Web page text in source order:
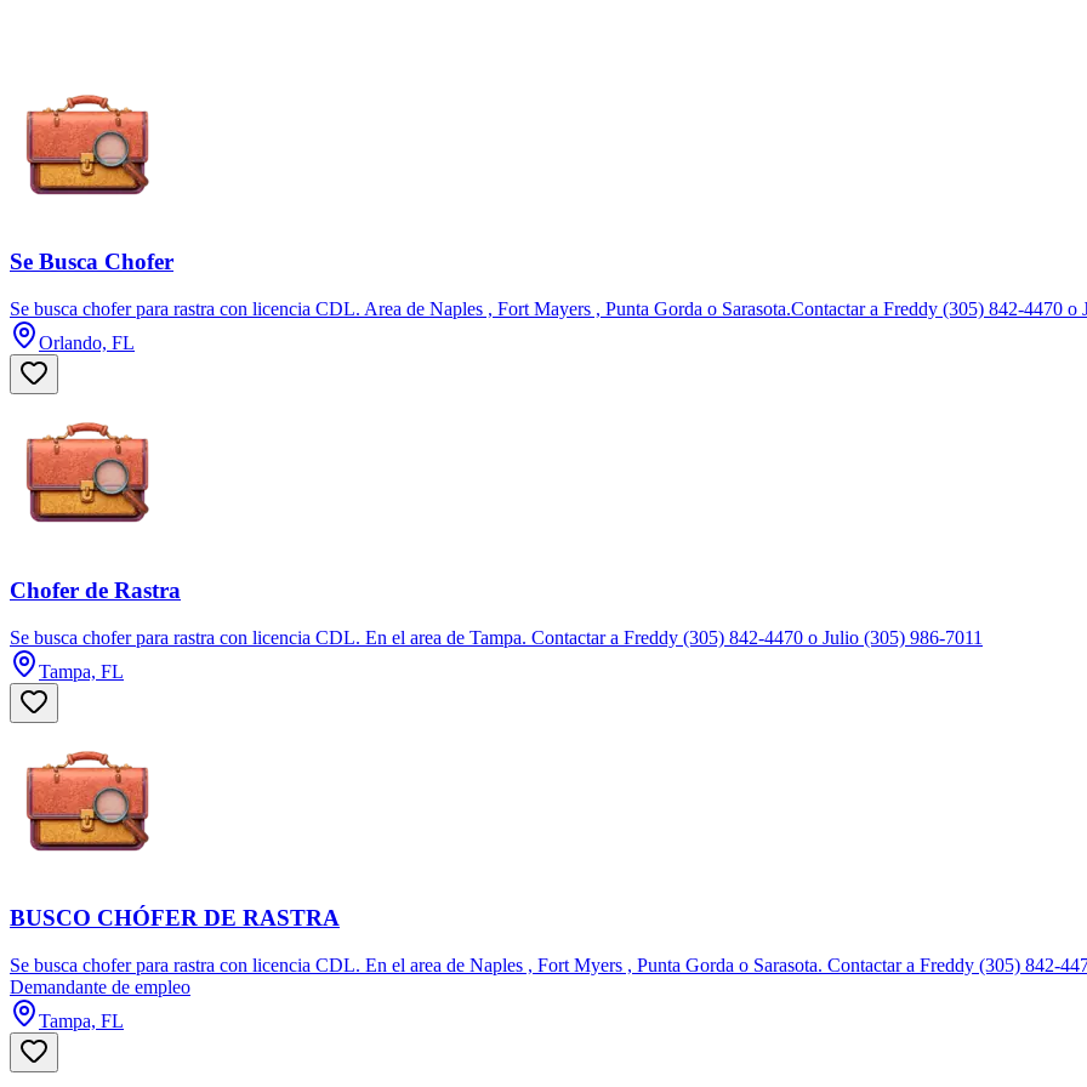
Se Busca Chofer
Se busca chofer para rastra con licencia CDL. Area de Naples , Fort Mayers , Punta Gorda o Sarasota.Contactar a Freddy (305) 842-4470 o
Orlando, FL
Chofer de Rastra
Se busca chofer para rastra con licencia CDL. En el area de Tampa. Contactar a Freddy (305) 842-4470 o Julio (305) 986-7011
Tampa, FL
BUSCO CHÓFER DE RASTRA
Se busca chofer para rastra con licencia CDL. En el area de Naples , Fort Myers , Punta Gorda o Sarasota. Contactar a Freddy (305) 842-
Demandante de empleo
Tampa, FL